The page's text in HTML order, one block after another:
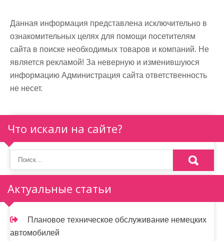
Данная информация представлена исключительно в
ознакомительных целях для помощи посетителям
сайта в поиске необходимых товаров и компаний. Не
является рекламой! За неверную и изменившуюся
информацию Администрация сайта ответственность
не несет.
Что искали на сайте?
Актуальные статьи
Плановое техническое обслуживание немецких
автомобилей